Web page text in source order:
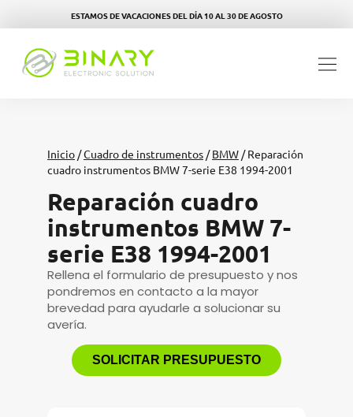
ESTAMOS DE VACACIONES DEL DÍA 10 AL 30 DE AGOSTO
Inicio /Cuadro de instrumentos /BMW / Reparación
cuadro instrumentos BMW 7-serie E38 1994-2001
Reparación cuadro
instrumentos BMW 7-
serie E38 1994-2001
Rellena el formulario de presupuesto y nos
pondremos en contacto a la mayor
brevedad para ayudarle a solucionar su
avería.
SOLICITAR PRESUPUESTO